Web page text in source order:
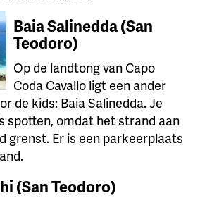
Baia Salinedda (San
Teodoro)
Op de landtong van Capo
Coda Cavallo ligt een ander
de kids: Baia Salinedda. Je
spotten, omdat het strand aan
grenst. Er is een parkeerplaats
(San Teodoro)